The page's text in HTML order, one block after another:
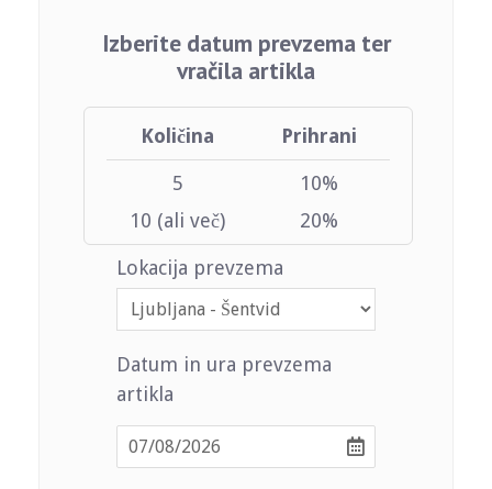
Izberite datum prevzema ter
vračila artikla
Količina Prihrani
5
10%
10 (ali več)
20%
Lokacija prevzema
Datum in ura prevzema
artikla